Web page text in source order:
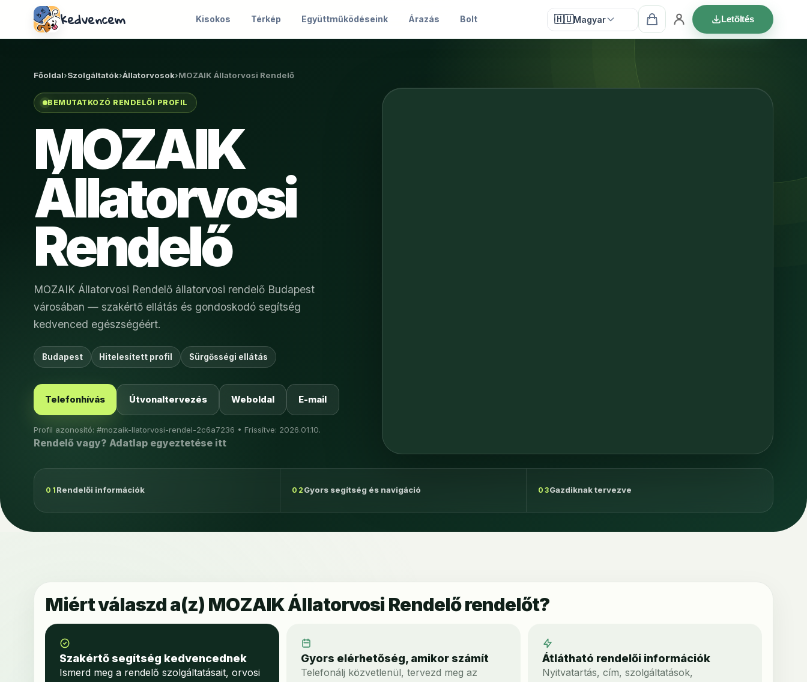
kedvencem Kisokos Térkép Együttműködéseink Árazás Bolt 🇭🇺Magyar Letöltés
Főoldal›Szolgáltatók›Állatorvosok›MOZAIK Állatorvosi Rendelő
BEMUTATKOZÓ RENDELŐI PROFIL
MOZAIK
Állatorvosi
Rendelő
MOZAIK Állatorvosi Rendelő állatorvosi rendelő Budapest
városában — szakértő ellátás és gondoskodó segítség
kedvenced egészségéért.
Budapest Hitelesített profil Sürgősségi ellátás
Telefonhívás Útvonaltervezés Weboldal E-mail
Profil azonosító: #mozaik-llatorvosi-rendel-2c6a7236 • Frissítve: 2026.01.10.
Rendelő vagy? Adatlap egyeztetése itt
01 Rendelői információk 02 Gyors segítség és navigáció 03Gazdiknak tervezve
Miért válaszd a(z) MOZAIK Állatorvosi Rendelő rendelőt?
Szakértő segítség kedvencednek
Ismerd meg a rendelő szolgáltatásait, orvosi
Gyors elérhetőség, amikor számít
Telefonálj közvetlenül, tervezd meg az
Átlátható rendelői információk
Nyitvatartás, cím, szolgáltatások,